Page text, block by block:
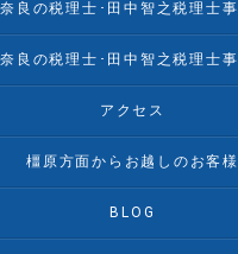
アクセス
橿原方面からお越しのお客様
BLOG